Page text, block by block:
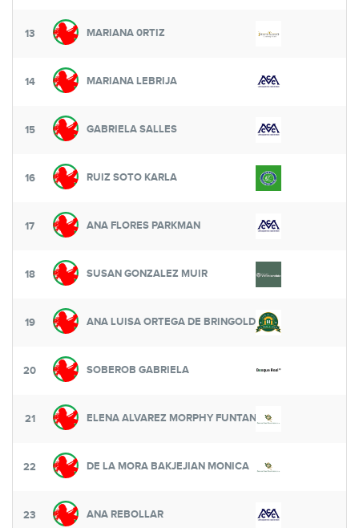
13 MARIANA 0RTIZ
14 MARIANA LEBRIJA
15 GABRIELA SALLES
16 RUIZ SOTO KARLA
17 ANA FLORES PARKMAN
18 SUSAN GONZALEZ MUIR
19 ANA LUISA ORTEGA DE BRINGOLD
20 SOBEROB GABRIELA
21 ELENA ALVAREZ MORPHY FUNTANET
22 DE LA MORA BAKJEJIAN MONICA
23 ANA REBOLLAR